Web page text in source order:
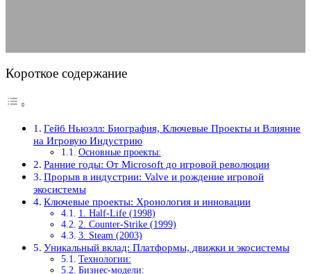
Короткое содержание
Гейб Ньюэлл: Биография, Ключевые Проекты и Влияние
на Игровую Индустрию
Основные проекты:
Ранние годы: От Microsoft до игровой революции
Прорыв в индустрии: Valve и рождение игровой
экосистемы
Ключевые проекты: Хронология и инновации
1. Half-Life (1998)
2. Counter-Strike (1999)
3. Steam (2003)
Уникальный вклад: Платформы, движки и экосистемы
Технологии:
Бизнес-модели: